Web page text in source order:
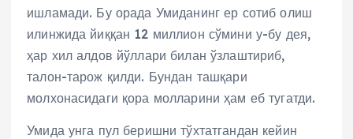
ишламади. Бу орада Умиданинг ер сотиб олиш
илинжида йиққан 12 миллион сўмини у-бу дея,
ҳар хил алдов йўллари билан ўзлаштириб,
талон-тарож қилди. Бундан ташқари
молхонасидаги қора молларини ҳам еб тугатди.
Умида унга пул беришни тўхтатгандан кейин